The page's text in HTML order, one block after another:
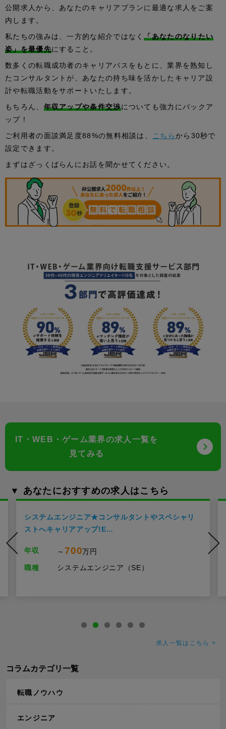
公開求人から、あなたのキャリアプランに最適な求人をご案
内します。
私たちの強みは、一方的な紹介ではなく「あなたのなりたい
姿」を最優先にすること。
数多くの転職成功者のキャリアパスをもとに、業界を熟知し
たコンサルタントが、あなたの持ち味を活かしたキャリア設
計や転職活動をサポートいたします。
もちろん、 年収アップや条件交渉についても強力にバックア
ップ！
ご利用者の面談満足度88%の無料相談は、
こちらから30秒で
設定できます。
まずはざっくばらんにお話を聞かせてください。
IT・WEB・ゲーム業界の求人一覧を
見てみる
▼ あなたにおすすめの求人はこちら
システムエンジニア★コンサルタントやスペシャリ
ストへキャリアアップ!E…
年収 ～ 700万円
職種
システムエンジニア（SE）
求人一覧はこちら >
コラムカテゴリ一覧
転職ノウハウ
エンジニア